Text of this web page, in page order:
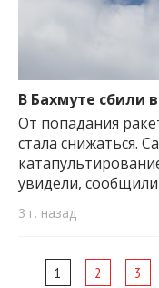
В Бахмуте сбили
От попадания
стала снижаться.
увидели,
3 г. назад
Page
1 2 3